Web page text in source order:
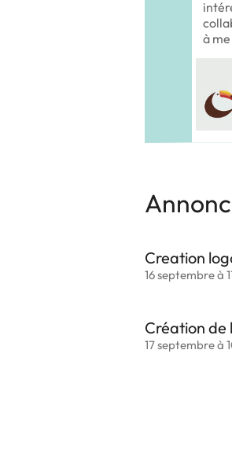
à
Creation
16 septembre à
Création de
17 septembre à